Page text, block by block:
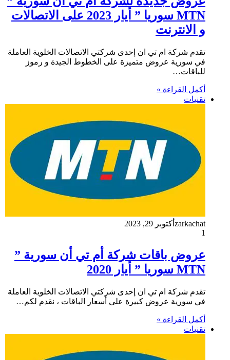
MTN سوريا ” أيار 2023 على الاتصالات
و الانترنت
تقدم شركة ام تي ان إحدى شركتي الاتصالات الخلوية العاملة
في سورية عروض متميزة على الخطوط الجيدة و رموز
للباقات…
أكمل القراءة »
تقنيات
zarkachat أكتوبر 29, 2023
1
عروض باقات شركة أم تي أن سورية ”
MTN سوريا ” أيار 2020
تقدم شركة ام تي ان إحدى شركتي الاتصالات الخلوية العاملة
في سورية عروض كبيرة على أسعار الباقات ، نقدم لكم…
أكمل القراءة »
تقنيات